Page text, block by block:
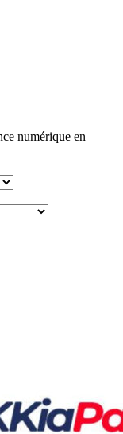
numérique en